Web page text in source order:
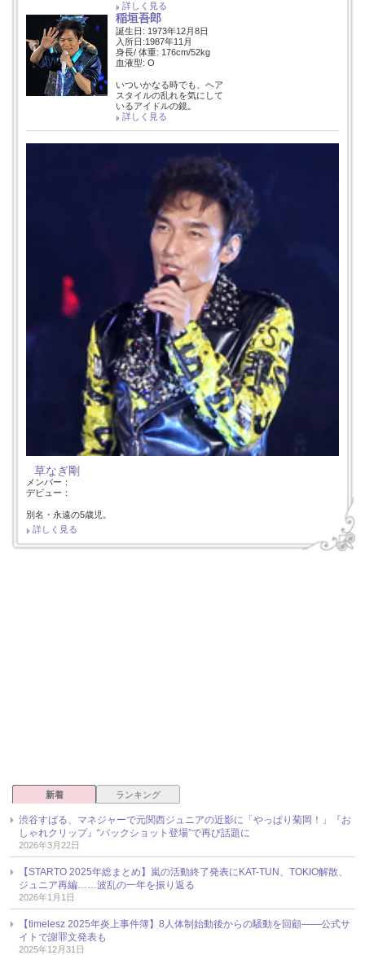
詳しく見る
稲垣吾郎
誕生日: 1973年12月8日
入所日:1987年11月
身長/ 体重: 176cm/52kg
血液型: O
いついかなる時でも、ヘア
スタイルの乱れを気にして
いるアイドルの鏡。
詳しく見る
草なぎ剛
メンバー：
デビュー：
別名・永遠の5歳児。
詳しく見る
新着 ランキング
渋谷すばる、マネジャーで元関西ジュニアの近影に「やっぱり菊岡！」『お
しゃれクリップ』“バックショット登場”で再び話題に
2026年3月22日
【STARTO 2025年総まとめ】嵐の活動終了発表にKAT-TUN、TOKIO解散、
ジュニア再編……波乱の一年を振り返る
2026年1月1日
【timelesz 2025年炎上事件簿】8人体制始動後からの騒動を回顧――公式サ
イトで謝罪文発表も
2025年12月31日